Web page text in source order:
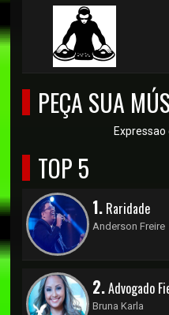
PEÇA SUA
TOP 5
1. Raridade
Anderson Freire
2.Advogado
Bruna Karla